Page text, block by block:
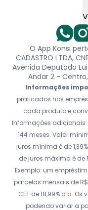
O App Konsi
CADASTRO LTDA,
Avenida Deputado
Andar 2 -
Informações
praticados nos
cada produto e
Informações
144 meses. Valor
juros mínima é de
de juros máxima é de
Exemplo: um
parcelas mensais de R$
CET de 18,99% a.a.
podendo variar a